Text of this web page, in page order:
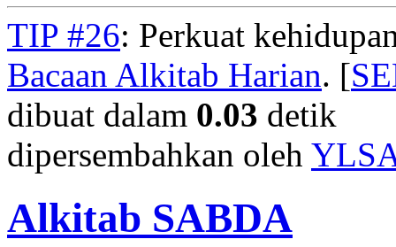
TIP #26: Perkuat
Bacaan Alkitab Harian. [
dibuat dalam 0.03 detik
dipersembahkan oleh
Alkitab SABDA